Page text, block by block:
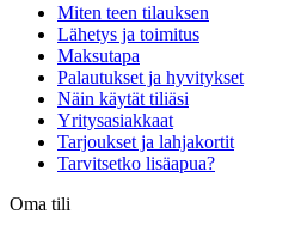
Miten teen tilauksen
Lähetys ja toimitus
Maksutapa
Palautukset ja hyvitykset
Näin käytät tiliäsi
Yritysasiakkaat
Tarjoukset ja lahjakortit
Tarvitsetko lisäapua?
Oma tili